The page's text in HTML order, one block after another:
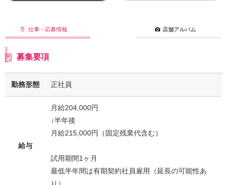
仕事・応募情報 店舗アルバム
募集要項
勤務形態 正社員
給与
月給204,000円
↓半年後
月給215,000円（固定残業代含む）
試用期間1ヶ月
最低半年間は有期契約社員雇用（延長の可能性あ